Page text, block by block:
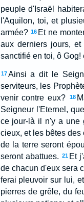
peuple d'Israël
l'Aquilon, toi, et
armée? 16 Et ne
aux derniers jours,
sanctifié en toi, ô Gog!
17 Ainsi a dit le
serviteurs, les
venir contre eux?
18
Seigneur l'Eternel,
ce jour-là il n'y a une
cieux, et les bêtes des
de la terre seront
seront abattues. 21 Et
de chacun d'eux sera
ferai pleuvoir sur lui,
pierres de grêle, du